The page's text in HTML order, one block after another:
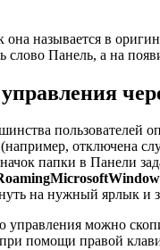
она называется в
слово Панель, а на
отключена
папки в Панели
на нужный ярлык и
можно
при помощи правой